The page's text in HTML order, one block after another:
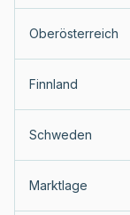
Oberösterreich
Finnland
Schweden
Marktlage